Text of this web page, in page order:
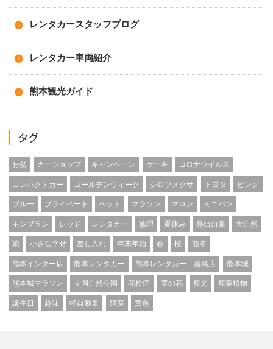
レンタカースタッフブログ
レンタカー車両紹介
熊本観光ガイド
タグ
お盆 カーショップ キャンペーン ケーキ コロナウイルス
コンパクトカー ゴールデンウィーク シロツメクサ トヨタ ピンク
ブルー プライベート ペット マラソン マロン ミニバン
モンブラン レッド レンタカー 修理 夏休み 外出自粛 大自然
娘 小さな幸せ 差し入れ 年末年始 春 桜 熊本
熊本インター店 熊本レンタカー 熊本レンタカー 嘉島店 熊本城
熊本城マラソン 立岡自然公園 花粉症 菜の花 観光 観葉植物
誕生日 趣味 軽自動車 阿蘇 黄色